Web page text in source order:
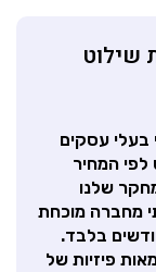
שילוט
בעלי עסקים
לפי המחיר
שלנו
מחברה מוכחת
את עצמה תוך 6-12 חודשים בלבד.
פיזיות של